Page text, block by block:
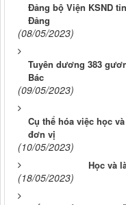
Đảng bộ Viện KSND
Đảng
(08/05/2023)
Tuyên dương 383
Bác
(09/05/2023)
Cụ thể hóa việc học
đơn vị
(10/05/2023)
Học và
(18/05/2023)